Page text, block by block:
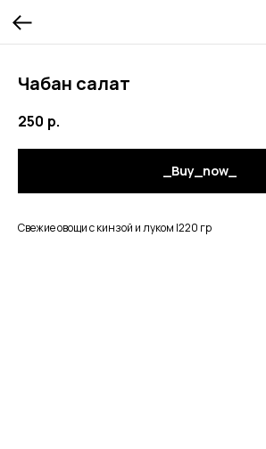
Чабан салат
250 р.
_Buy_now_
Свежие овощи с кинзой и луком |220 гр